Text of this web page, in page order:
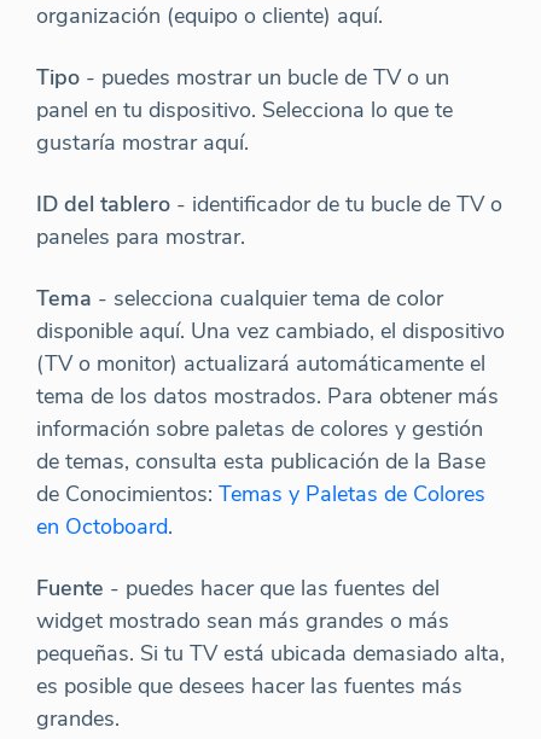
organización (equipo o cliente) aquí.
Tipo - puedes mostrar un bucle de TV o un
panel en tu dispositivo. Selecciona lo que te
gustaría mostrar aquí.
ID del tablero - identificador de tu bucle de TV o
paneles para mostrar.
Tema - selecciona cualquier tema de color
disponible aquí. Una vez cambiado, el dispositivo
(TV o monitor) actualizará automáticamente el
tema de los datos mostrados. Para obtener más
información sobre paletas de colores y gestión
de temas, consulta esta publicación de la Base
de Conocimientos: Temas y Paletas de Colores
en Octoboard.
Fuente - puedes hacer que las fuentes del
widget mostrado sean más grandes o más
pequeñas. Si tu TV está ubicada demasiado alta,
es posible que desees hacer las fuentes más
grandes.